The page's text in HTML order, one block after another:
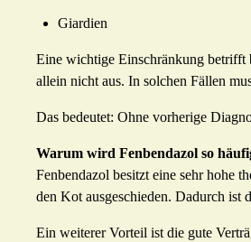
Giardien
Eine wichtige Einschränkung betrifft
allein nicht aus. In solchen Fällen
Das bedeutet: Ohne vorherige
Warum wird Fenbendazol so
Fenbendazol besitzt eine sehr hohe
den Kot ausgeschieden. Dadurch ist
Ein weiterer Vorteil ist die gute